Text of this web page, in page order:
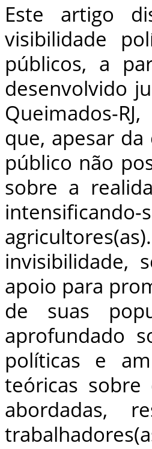
Este artigo
visibilidade
públicos, a
desenvolvido
Queimados-
que, apesar
público não
sobre a
invisibilidade,
apoio para
de suas
aprofundado
políticas e
teóricas
abordadas,